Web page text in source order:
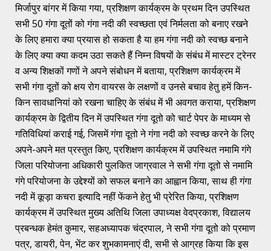
मिर्जापुर बांगर में किया गया, प्रशिक्षण कार्यक्रम के प्रथम दिन उपस्थित
सभी 50 गंगा दूतों को गंगा नदी की स्वच्छता एवं निर्मलता को बनाए रखने
के लिए हमारा क्या प्रयास हो सकता है या हम गंगा नदी को स्वच्छ बनाने
के लिए क्या क्या कदम उठा सकते हैं निम्न विषयों के संबंध में मास्टर ट्रेनर
व अन्य शिक्षकों गणों ने अपने संबोधन में बताया, प्रशिक्षण कार्यक्रम में
सभी गंगा दूतों को क्षय रोग वायरस के लक्षणों व उनसे बचाव हेतु हमें किन-
किन सावधानियां को रखना चाहिए के संबंध में भी अवगत कराया, प्रशिक्षण
कार्यक्रम के द्वितीय दिन में उपस्थित गंगा दूतो को चार्ट पेपर के माध्यम से
गतिविधियां कराई गई, जिसमें गंगा दूतो ने गंगा नदी को स्वच्छ करने के लिए
अपने-अपने मत प्रस्तुत किए, प्रशिक्षण कार्यक्रम में उपस्थित नमामि गंगे
जिला परियोजना अधिकारी पुलकित जाग्रवाल ने सभी गंगा दूतो से नमामि
गंगे परियोजना के उद्देश्यों को सफल बनाने का आह्वान किया, साथ ही गंगा
नदी में कूड़ा कचरा इत्यादि नहीं फेंकने हेतु भी प्रेरित किया, प्रशिक्षण
कार्यक्रम में उपस्थित मुख्य अतिथि जिला उपाध्यक्ष वेदप्रकाश, विद्यालय
प्रबन्धक हेमंत कुमार, सहअध्यापक चंद्रपाल, ने सभी गंगा दूतो को प्रमाण
पत्र, डायरी, पेन, भेंट कर शुभकामनाएं दी, सभी से आग्रह किया कि इस